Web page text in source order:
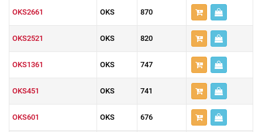
OKS2661 OKS 870
OKS2521 OKS 820
OKS1361 OKS 747
OKS451 OKS 741
OKS601 OKS 676